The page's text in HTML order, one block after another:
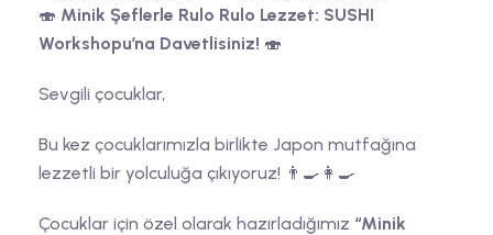
🍣 Minik Şeflerle Rulo Rulo Lezzet: SUSHI
Workshopu’na Davetlisiniz! 🍣
Sevgili çocuklar,
Bu kez çocuklarımızla birlikte Japon mutfağına
lezzetli bir yolculuğa çıkıyoruz! 👨‍🍳👩‍🍳
Çocuklar için özel olarak hazırladığımız “Minik